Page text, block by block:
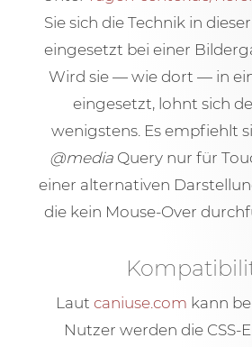
Sie sich die Technik in
eingesetzt bei einer
Wird sie — wie dort — in
eingesetzt, lohnt sich
wenigstens. Es empfiehlt
@media Query nur für
einer alternativen
die kein Mouse-Over
Laut caniuse.com kann
Nutzer werden die CSS-